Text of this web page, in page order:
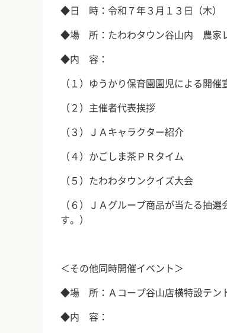
◆日 時：令和７年３月１３日（木）
◆場 所：たわわタウン谷山内 農家
◆内 容：
（１）ゆうかり保育園園児による開催
（２）主催者代表挨拶
（３）ＪＡキャラクター紹介
（４）かごしま茶ＰＲタイム
（５）たわわタウンクイズ大会
（６）ＪＡグループ商品が当たる抽
す。）
＜その他同時開催イベント＞
◆場 所：Ａコープ谷山店横特設テン
◆内 容：